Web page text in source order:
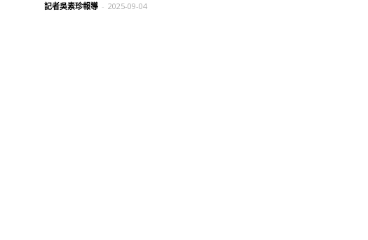
記者吳素珍報導 - 2025-09-04